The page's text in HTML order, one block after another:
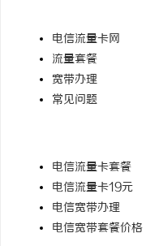
电信流量卡网
流量套餐
宽带办理
常见问题
电信流量卡套餐
电信流量卡19元
电信宽带办理
电信宽带套餐价格